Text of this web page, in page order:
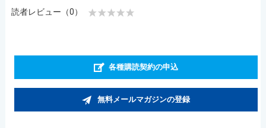
読者レビュー（0）
各種購読契約の申込
無料メールマガジンの登録